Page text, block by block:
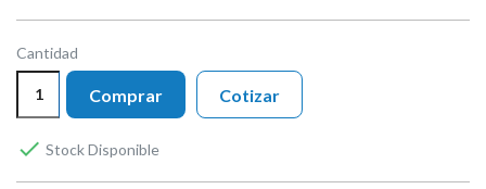
Cantidad
Comprar
 Stock Disponible
Cotizar